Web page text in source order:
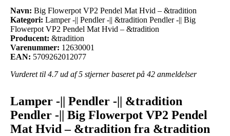
Navn: Big Flowerpot VP2 Pendel Mat Hvid – &tradition
Kategori: Lamper -|| Pendler -|| &tradition Pendler -|| Big
Flowerpot VP2 Pendel Mat Hvid – &tradition
Producent: &tradition
Varenummer: 12630001
EAN: 5709262012077
Vurderet til 4.7ud af 5 stjerner baseret på 42 anmeldelser
Lamper -|| Pendler -|| &tradition
Pendler -|| Big Flowerpot VP2 Pendel
Mat Hvid – &tradition fra &tradition